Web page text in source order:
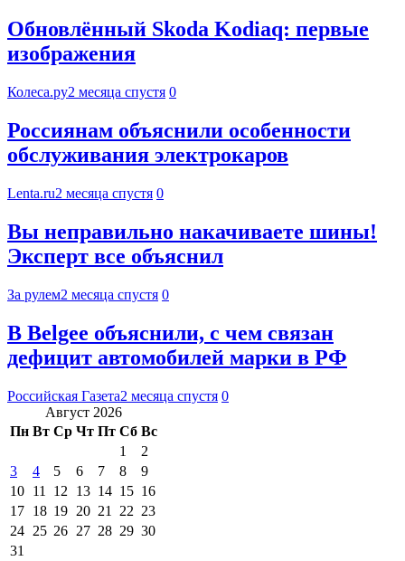
Обновлённый Skoda Kodiaq: первые
изображения
Колеса.ру2 месяца спустя 0
Россиянам объяснили особенности
обслуживания электрокаров
Lenta.ru2 месяца спустя 0
Вы неправильно накачиваете шины!
Эксперт все объяснил
За рулем2 месяца спустя 0
В Belgee объяснили, с чем связан
дефицит автомобилей марки в РФ
Российская Газета2 месяца спустя 0
Август 2026
Пн Вт Ср Чт Пт Сб Вс
1
2
3
4 5 6 7 8
9
10 11 12 13 14 15 16
17 18 19 20 21 22 23
24 25 26 27 28 29 30
31